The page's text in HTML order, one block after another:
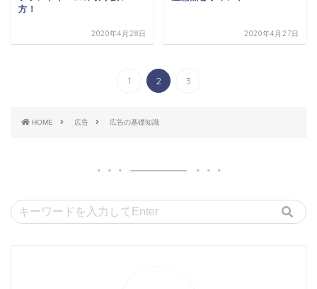
方！
2020年4月28日 2020年4月27日
1 2 3
HOME 広告 広告の基礎知識